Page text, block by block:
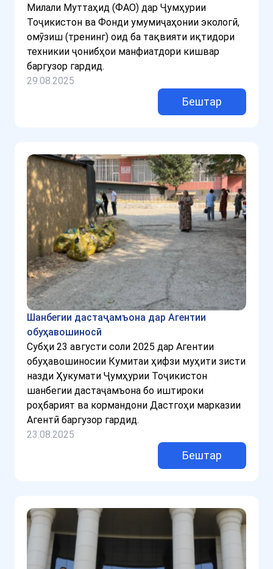
Милали Муттаҳид (ФАО) дар Ҷумҳурии
Тоҷикистон ва Фонди умумиҷаҳонии экологӣ,
омӯзиш (тренинг) оид ба тақвияти иқтидори
техникии ҷонибҳои манфиатдори кишвар
баргузор гардид.
29.08.2025
Бештар
Шанбегии дастаҷамъона дар Агентии
обуҳавошиносӣ
Субҳи 23 августи соли 2025 дар Агентии
обуҳавошиносии Кумитаи ҳифзи муҳити зисти
назди Ҳукумати Ҷумҳурии Тоҷикистон
шанбегии дастаҷамъона бо иштироки
роҳбарият ва кормандони Дастгоҳи марказии
Агентӣ баргузор гардид.
23.08.2025
Бештар